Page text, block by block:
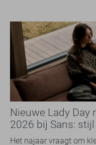
Nieuwe Lady Day
2026 bij Sans:
travelkwaliteit
Het najaar vraagt om